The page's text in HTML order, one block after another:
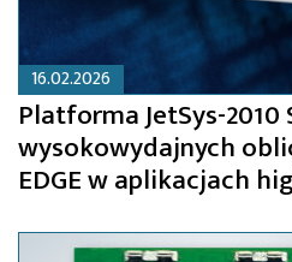
16.02.2026
Platforma JetSys-2010
wysokowydajnych
EDGE w aplikacjach